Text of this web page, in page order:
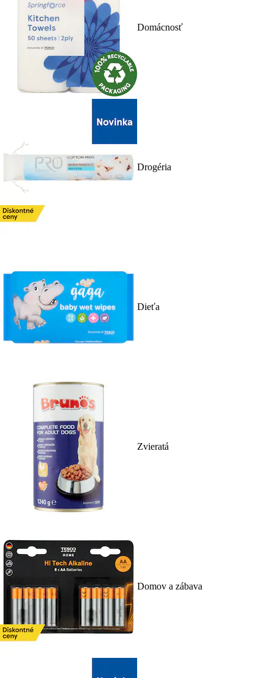
Domácnosť
Drogéria
Dieťa
Zvieratá
Domov a zábava